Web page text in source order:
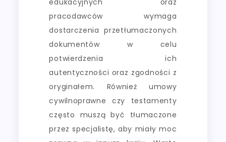
pracodawców wymaga
dostarczenia przetłumaczonych
dokumentów w celu
potwierdzenia ich
autentyczności oraz zgodności z
oryginałem. Również umowy
cywilnoprawne czy testamenty
często muszą być tłumaczone
przez specjalistę, aby miały moc